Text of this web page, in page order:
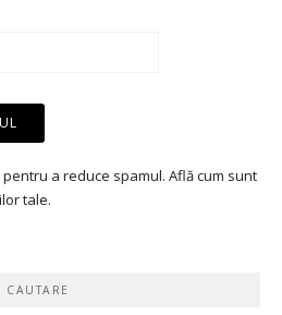
a reduce spamul. Află cum sunt
tale.
CAUTARE